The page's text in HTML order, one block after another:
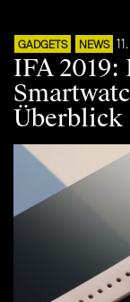
GADGETS NEWS
IFA 2019:
Überblick